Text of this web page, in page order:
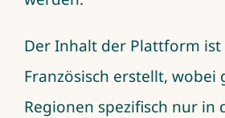
Der Inhalt der Plattform ist
Französisch erstellt, wobei
Regionen spezifisch nur in